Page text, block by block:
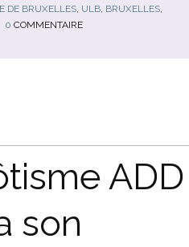
DE BRUXELLES, ULB, BRUXELLES,
0 COMMENTAIRE
ADD
son